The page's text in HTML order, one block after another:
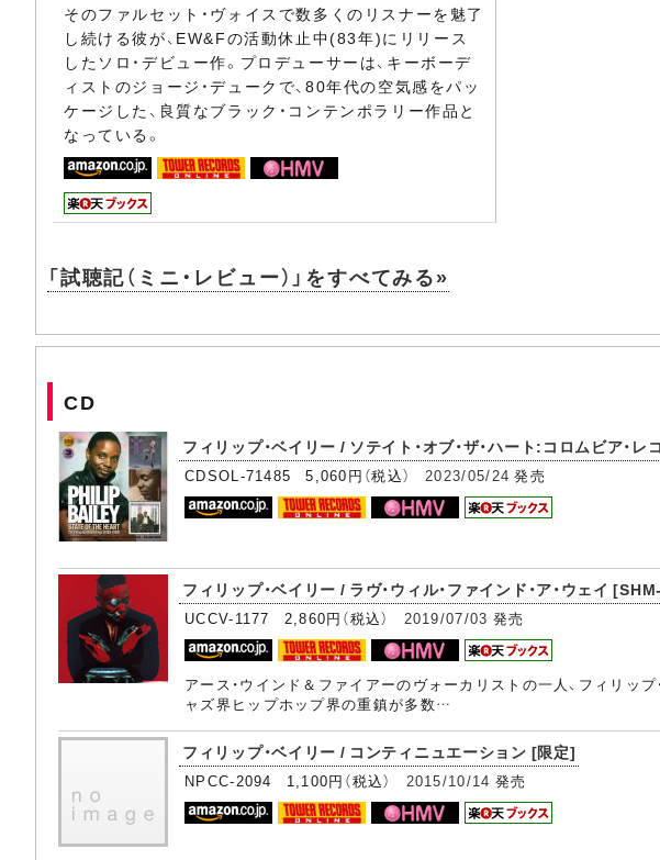
そのファルセット・ヴォイスで数多くのリスナーを魅了
し続ける彼が、EW&Fの活動休止中(83年)にリリース
したソロ・デビュー作。プロデューサーは、キーボーデ
ィストのジョージ・デュークで、80年代の空気感をパッ
ケージした、良質なブラック・コンテンポラリー作品と
なっている。
「試聴記（ミニ・レビュー）」をすべてみる»
CD
フィリップ・ベイリー / ソテイト・オブ・ザ・ハート:コロムビア・
CDSOL-71485 5,060円（税込） 2023/05/24 発売
フィリップ・ベイリー / ラヴ・ウィル・ファインド・ア・ウェイ
UCCV-1177 2,860円（税込） 2019/07/03 発売
アース・ウインド＆ファイアーのヴォーカリストの一人、フィリップ
ャズ界ヒップホップ界の重鎮が多数…
フィリップ・ベイリー / コンティニュエーション [限定]
NPCC-2094 1,100円（税込） 2015/10/14 発売